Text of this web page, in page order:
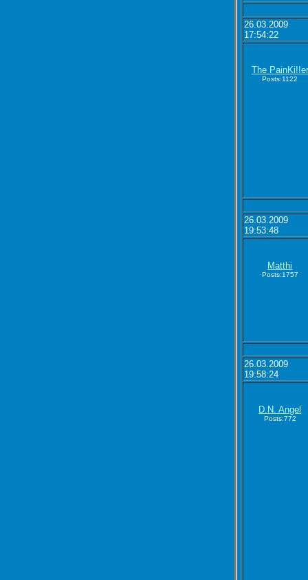
26.03.2009
17:54:22
The PainKi!!er
Posts:1122
26.03.2009
19:53:48
Matthi
Posts:1757
26.03.2009
19:58:24
D.N. Angel
Posts:772